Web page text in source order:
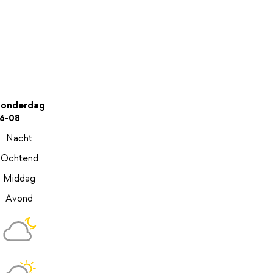
08
Nacht
Ochtend
Middag
Avond